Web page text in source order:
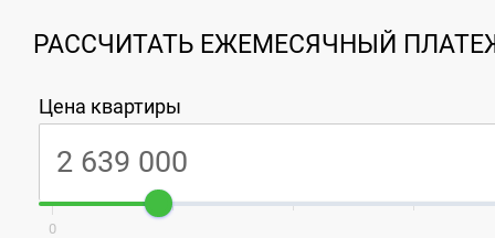
РАССЧИТАТЬ ЕЖЕМЕСЯЧНЫЙ
Цена квартиры
0